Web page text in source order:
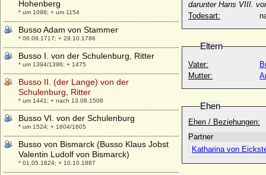
darunter Hans VIII.
Todesart:
Eltern
Vater:
Mutter:
Ehen
Ehen / Beziehungen:
Partner
Katharina von
Hohenberg
* um 1096; + um 1154
Busso Adam von Stammer
* 06.09.1717; + 29.10.1786
Busso I. von der Schulenburg, Ritter
* um 1394/1396; + 1475
Busso II. (der Lange) von der
Schulenburg, Ritter
* um 1441; + nach 13.08.1508
Busso VI. von der Schulenburg
* um 1524; + 1604/1605
Busso von Bismarck (Busso Klaus Jobst
Valentin Ludolf von Bismarck)
* 01.05.1824; + 10.10.1887